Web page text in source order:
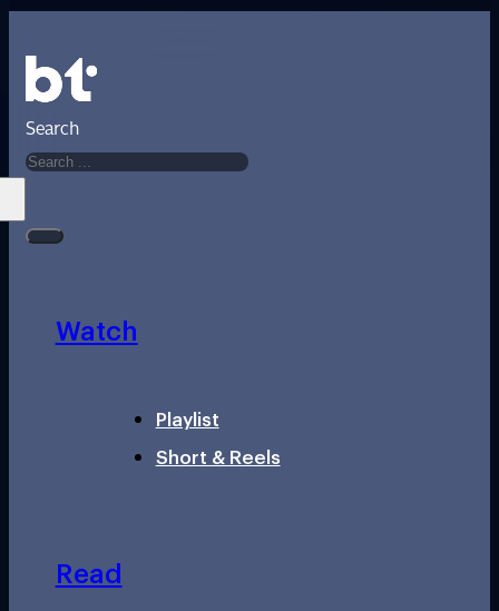
Search
Watch
Playlist
Short & Reels
Read